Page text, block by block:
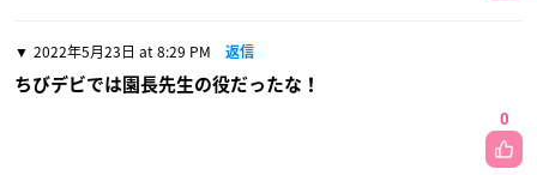
2022年5月23日 at 8:29 PM 返信
ちびデビでは園長先生の役だったな！
0